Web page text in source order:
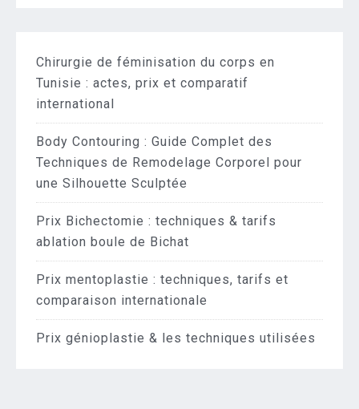
Chirurgie de féminisation du corps en
Tunisie : actes, prix et comparatif
international
Body Contouring : Guide Complet des
Techniques de Remodelage Corporel pour
une Silhouette Sculptée
Prix Bichectomie : techniques & tarifs
ablation boule de Bichat
Prix mentoplastie : techniques, tarifs et
comparaison internationale
Prix génioplastie & les techniques utilisées